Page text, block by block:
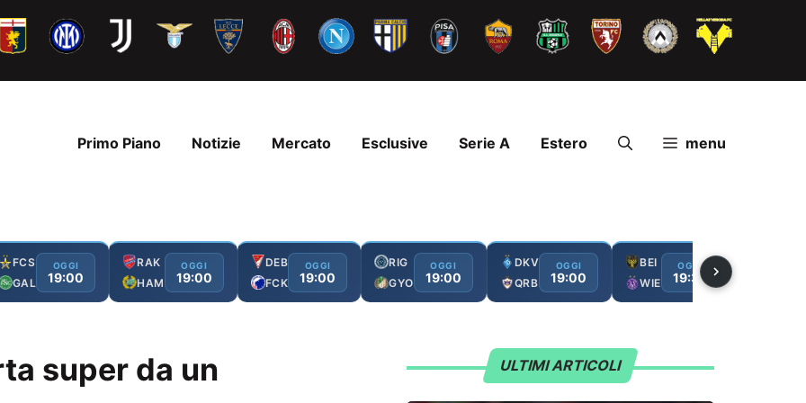
Primo Piano Notizie Mercato Esclusive Serie A Estero menu
FCS
GAL
OGGI
19:00
RAK
HAM
OGGI
19:00
DEB
FCK
OGGI
19:00
RIG
GYO
OGGI
19:00
DKV
QRB
OGGI
19:00
BEI
WIE
OGGI
19:30
super da un
ULTIMI ARTICOLI